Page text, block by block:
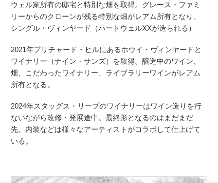
ウェル家所有の邸宅と特別な畑を取得。グレース・ファミ
リーからのクローンが残る特別な畑がレアム所有となり、
シングル・ヴィンヤード（ハートウェルXXが造られる）
2021年プリチャード・ヒルにあるホウイ・ヴィンヤードと
ワイナリー（ナイン・サンズ）を取得。醸造中のワイン、
畑、こだわったワイナリー、ライブラリーワインがレアム
所有となる。
2024年スタッグス・リープのワイナリーはワイン造りを行
ないながら改修・発展途中。最終形となるのはまだまだ
先。内装などは様々なアーティストがコラボして仕上げて
いる。